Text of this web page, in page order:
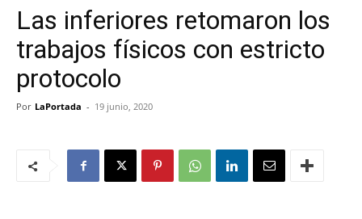
Las inferiores retomaron los
trabajos físicos con estricto
protocolo
Por LaPortada - 19 junio, 2020